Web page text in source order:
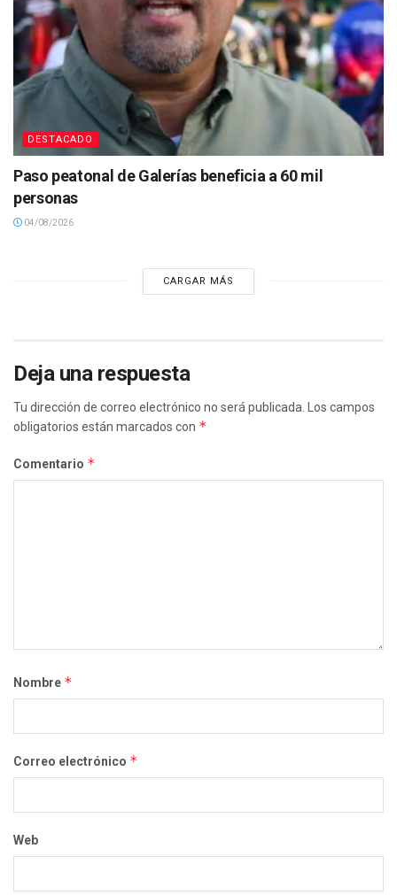
DESTACADO
Paso peatonal de Galerías beneficia a 60 mil
personas
04/08/2026
CARGAR MÁS
Deja una respuesta
Tu dirección de correo electrónico no será publicada.
Los campos
obligatorios están marcados con *
Comentario *
Nombre *
Correo electrónico *
Web